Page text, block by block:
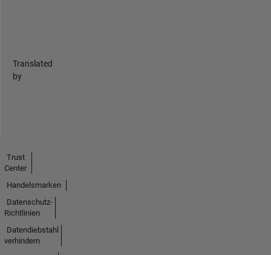
Translated
by
Trust
Center
Handelsmarken
Datenschutz-
Richtlinien
Datendiebstahl
verhindern